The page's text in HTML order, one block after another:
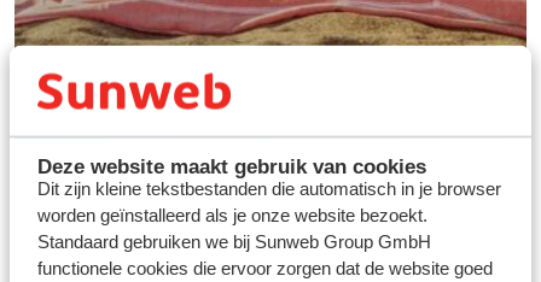
Deze website maakt gebruik van cookies
Dit zijn kleine tekstbestanden die automatisch in je browser
worden geïnstalleerd als je onze website bezoekt.
Standaard gebruiken we bij Sunweb Group GmbH
functionele cookies die ervoor zorgen dat de website goed